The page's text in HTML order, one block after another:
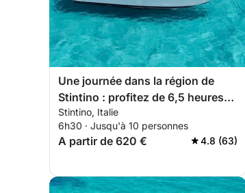
Une journée dans la région de
Stintino : profitez de 6,5 heures
d'exploration à bord d'un bateau
à moteur de 14 mètres.
Stintino, Italie
6h30 · Jusqu'à 10 personnes
A partir de 620 € 4.8 (63)